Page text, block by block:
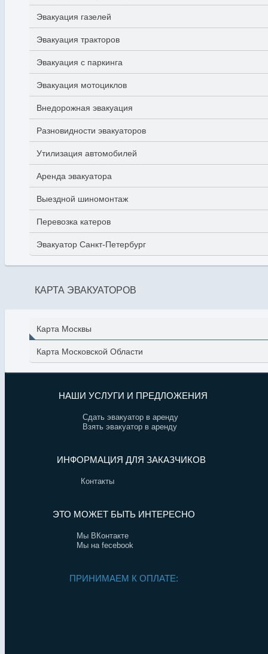
Эвакуация газелей
Эвакуация тракторов
Эвакуация с паркинга
Эвакуация мотоциклов
Внедорожная эвакуация
Разновидности эвакуаторов
Утилизация автомобилей
Аренда эвакуатора
Выездной шиномонтаж
Перевозка катеров
Эвакуатор Санкт-Петербург
КАРТА ЭВАКУАТОРОВ
Карта Москвы
Карта Московской Области
НАШИ УСЛУГИ И ПРЕДЛОЖЕНИЯ
Сдать эвакуатор в аренду
Взять эвакуатор в аренду
ИНФОРМАЦИЯ ДЛЯ ЗАКАЗЧИКОВ
Контакты
ЭТО МОЖЕТ БЫТЬ ИНТЕРЕСНО
Мы ВКонтакте
Мы на fecebook
ПРИНИМАЕМ К ОПЛАТЕ: